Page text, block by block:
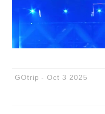
GOtrip Oct 3 2025